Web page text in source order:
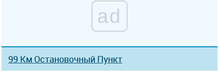
ad
99 Км Остановочный Пункт